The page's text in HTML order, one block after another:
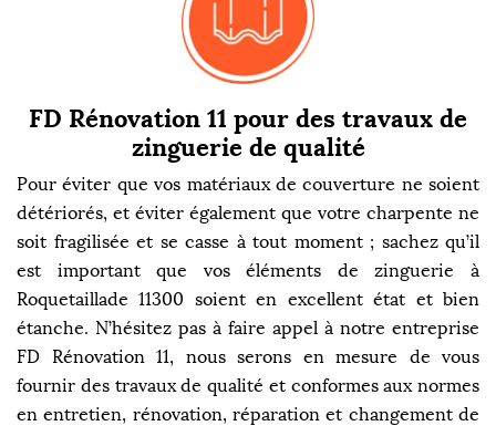
FD Rénovation 11 pour des travaux de
zinguerie de qualité
Pour éviter que vos matériaux de couverture ne soient
détériorés, et éviter également que votre charpente ne
soit fragilisée et se casse à tout moment ; sachez qu’il
est important que vos éléments de zinguerie à
Roquetaillade 11300 soient en excellent état et bien
étanche. N’hésitez pas à faire appel à notre entreprise
FD Rénovation 11, nous serons en mesure de vous
fournir des travaux de qualité et conformes aux normes
en entretien, rénovation, réparation et changement de